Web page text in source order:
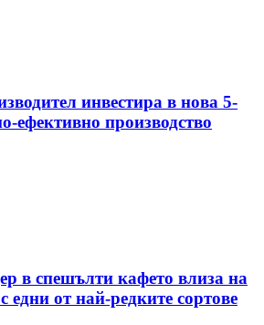
инвестира в нова 5-
ефективно производство
в спешълти кафето влиза на
едни от най-редките сортове